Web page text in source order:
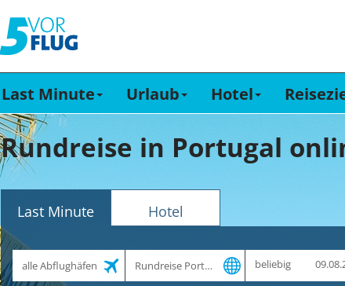
Last Minute Urlaub Hotel
Rundreise in Portugal
Last Minute Hotel
Abflughafen
Zeitraum
beliebig